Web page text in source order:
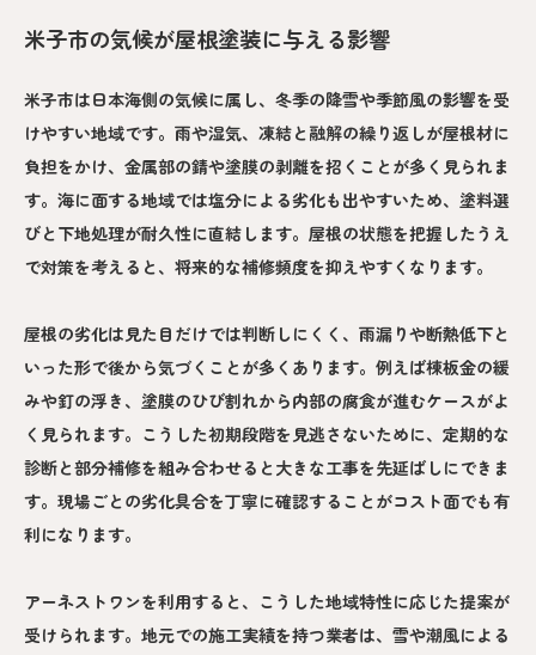
米子市の気候が屋根塗装に与える影響
米子市は日本海側の気候に属し、冬季の降雪や季節風の影響を受
けやすい地域です。雨や湿気、凍結と融解の繰り返しが屋根材に
負担をかけ、金属部の錆や塗膜の剥離を招くことが多く見られま
す。海に面する地域では塩分による劣化も出やすいため、塗料選
びと下地処理が耐久性に直結します。屋根の状態を把握したうえ
で対策を考えると、将来的な補修頻度を抑えやすくなります。
屋根の劣化は見た目だけでは判断しにくく、雨漏りや断熱低下と
いった形で後から気づくことが多くあります。例えば棟板金の緩
みや釘の浮き、塗膜のひび割れから内部の腐食が進むケースがよ
く見られます。こうした初期段階を見逃さないために、定期的な
診断と部分補修を組み合わせると大きな工事を先延ばしにできま
す。現場ごとの劣化具合を丁寧に確認することがコスト面でも有
利になります。
アーネストワンを利用すると、こうした地域特性に応じた提案が
受けられます。地元での施工実績を持つ業者は、雪や潮風による